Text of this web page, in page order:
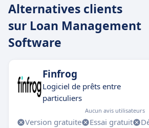
Alternatives clients
sur Loan Management
Software
Finfrog
Logiciel de prêts entre
particuliers
Aucun avis utilisateurs
Version gratuite Essai gratuit